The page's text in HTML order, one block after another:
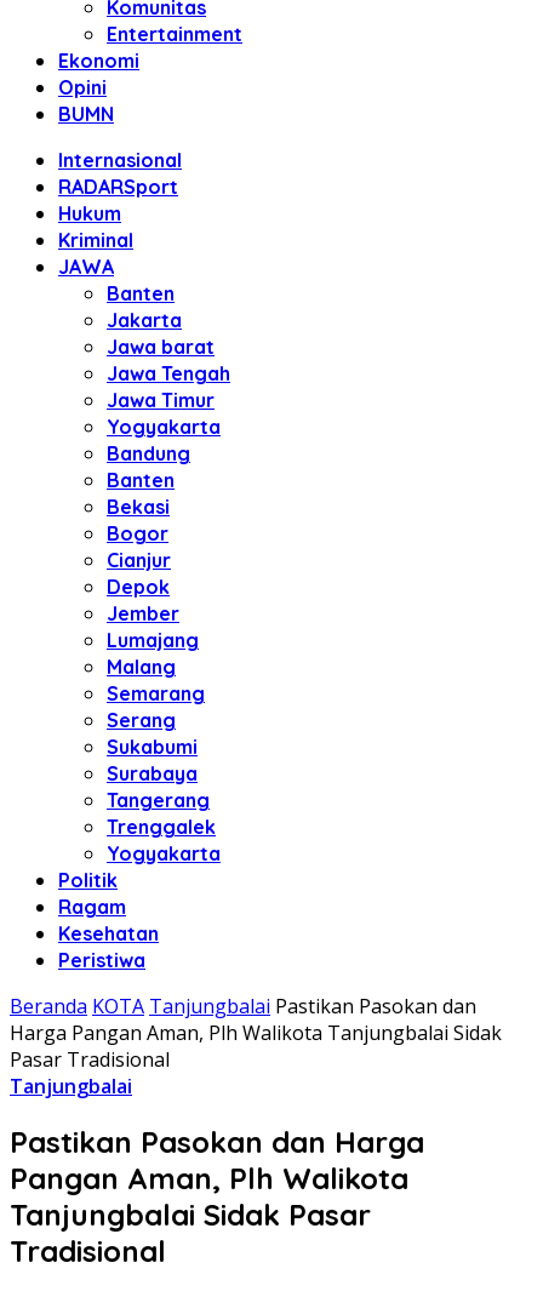
Komunitas
Entertainment
Ekonomi
Opini
BUMN
Internasional
RADARSport
Hukum
Kriminal
JAWA
Banten
Jakarta
Jawa barat
Jawa Tengah
Jawa Timur
Yogyakarta
Bandung
Banten
Bekasi
Bogor
Cianjur
Depok
Jember
Lumajang
Malang
Semarang
Serang
Sukabumi
Surabaya
Tangerang
Trenggalek
Yogyakarta
Politik
Ragam
Kesehatan
Peristiwa
Beranda KOTA Tanjungbalai Pastikan Pasokan dan
Harga Pangan Aman, Plh Walikota Tanjungbalai Sidak
Pasar Tradisional
Tanjungbalai
Pastikan Pasokan dan Harga
Pangan Aman, Plh Walikota
Tanjungbalai Sidak Pasar
Tradisional